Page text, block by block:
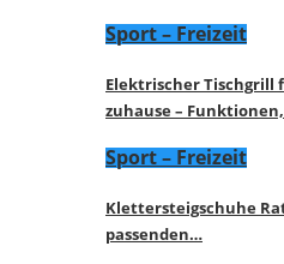
Sport – Freizeit
Elektrischer Tischgrill
zuhause –
Sport – Freizeit
Klettersteigschuhe
passenden…